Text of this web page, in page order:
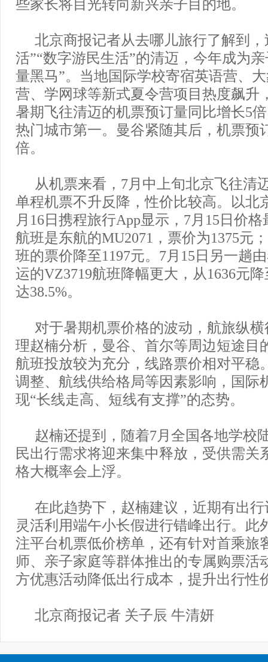
些家长将目光转向新兴亲子目的地。
北京商报记者从去哪儿旅行了解到
活”“数字游民生活”的清迈，今年成为
量黑马”。当地国际学校寄宿英语营、
营、学网球等新式夏令营项目热度飙升
暑期飞往清迈的机票预订量同比增长5
热门城市第一。曼谷紧随其后，机票预
倍。
从机票来看，7月中上旬北京飞往清
单程机票不升反降，性价比较高。以
月16日携程旅行App显示，7月15日价
航班是东航的MU2071，票价为1375元
班的票价降至1197元。7月15日另一趟
运的VZ3719航班降幅更大，从1636元
达38.5%。
对于暑期机票价格的波动，航旅纵
理赵楠分析，曼谷、首尔等周边短途目
航班投放较为充分，线路票价相对平稳
调整、航线供给格局等因素影响，国际
现“长线走高、短线有支撑”的态势。
赵楠还提到，随着7月全国各地学校
民出行需求将迎来集中释放，受供需关
格大概率会上浮。
在此趋势下，赵楠建议，近期有出
灵活利用端午小长假进行错峰出行。此
注平台机票低价榜单，还有针对首乘旅
师、亲子家庭等群体推出的专属购票活
方优惠活动降低出行成本，提升出行性
北京商报记者 关子辰 牛清妍